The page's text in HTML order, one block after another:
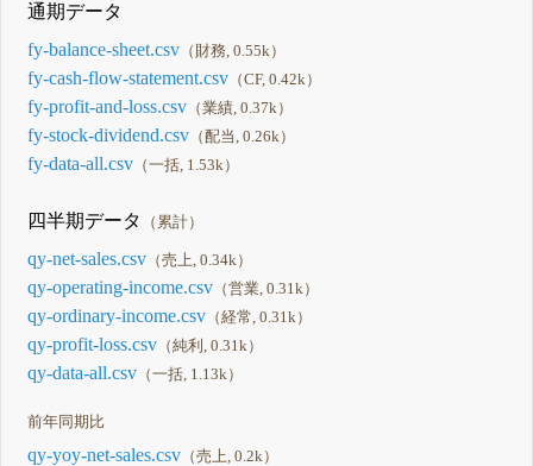
通期データ
fy-balance-sheet.csv （財務, 0.55k）
fy-cash-flow-statement.csv （CF, 0.42k）
fy-profit-and-loss.csv （業績, 0.37k）
fy-stock-dividend.csv （配当, 0.26k）
fy-data-all.csv （一括, 1.53k）
四半期データ （累計）
qy-net-sales.csv （売上, 0.34k）
qy-operating-income.csv （営業, 0.31k）
qy-ordinary-income.csv （経常, 0.31k）
qy-profit-loss.csv （純利, 0.31k）
qy-data-all.csv （一括, 1.13k）
前年同期比
qy-yoy-net-sales.csv （売上, 0.2k）